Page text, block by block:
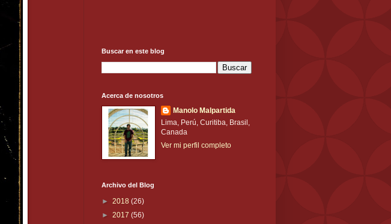
Buscar en este blog
Acerca de nosotros
Manolo Malpartida
Lima, Perú, Curitiba, Brasil,
Canada
Ver mi perfil completo
Archivo del Blog
► 2018 (26)
► 2017 (56)